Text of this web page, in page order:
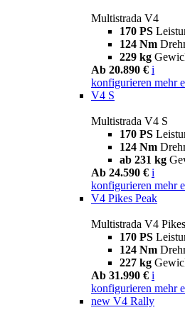
Multistrada V4
170 PS
124 Nm
229 kg
Ab 20.890 € i
konfigurieren mehr
V4 S
Multistrada V4 S
170 PS
124 Nm
ab 231 kg
Ab 24.590 € i
konfigurieren mehr
V4 Pikes Peak
Multistrada V4
170 PS
124 Nm
227 kg
Ab 31.990 € i
konfigurieren mehr
new V4 Rally